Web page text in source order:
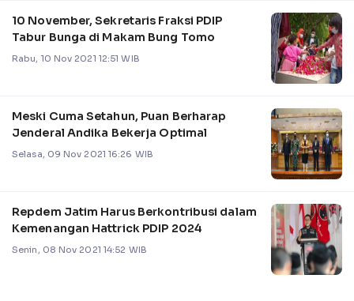
10 November, Sekretaris Fraksi PDIP
Tabur Bunga di Makam Bung Tomo
Rabu, 10 Nov 2021 12:51 WIB
Meski Cuma Setahun, Puan Berharap
Jenderal Andika Bekerja Optimal
Selasa, 09 Nov 2021 16:26 WIB
Repdem Jatim Harus Berkontribusi dalam
Kemenangan Hattrick PDIP 2024
Senin, 08 Nov 2021 14:52 WIB